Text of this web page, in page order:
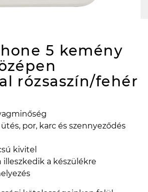
5 kemény
rózsaszín/fehér
por, karc és szennyeződés
kivitel
illeszkedik a készülékre